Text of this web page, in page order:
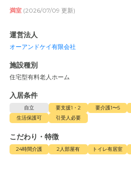
満室 (2026/07/09 更新)
運営法人
オーアンドケイ有限会社
施設種別
住宅型有料老人ホーム
入居条件
自立 要支援1・2 要介護1〜5
生活保護可
引受人必要
こだわり・特徴
24時間介護 2人部屋有 トイレ有居室